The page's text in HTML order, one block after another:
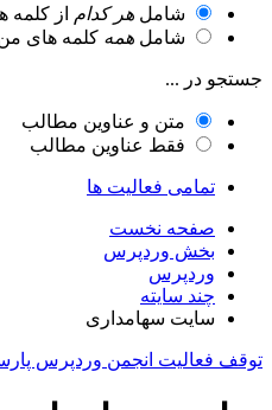
شامل هر کدام از
شامل همه کلمه های
جستجو در ...
متن و عناوین مطالب
فقط عناوین مطالب
تمامی فعالیت ها
صفحه نخست
بخش وردپرس
وردپرس
چند سایته
سایت سهامداری
توقف فعالیت انجمن وردپرس